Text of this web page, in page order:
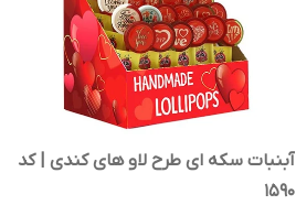
آبنبات سکه ای طرح لاو های کندی | کد
1590